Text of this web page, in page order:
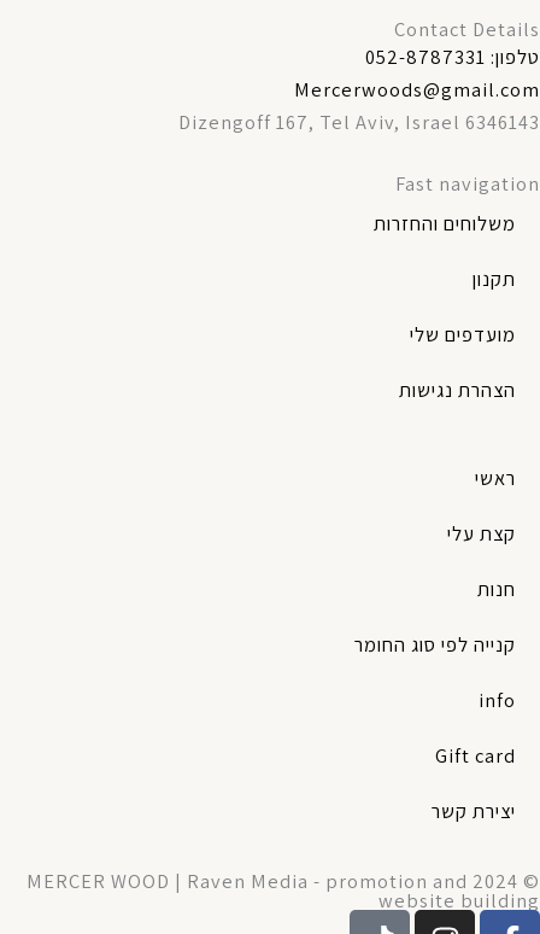
Contact Details
טלפון: 052-8787331
Mercerwoods@gmail.com
Dizengoff 167, Tel Aviv, Israel 6346143
Fast navigation
משלוחים והחזרות
תקנון
מועדפים שלי
הצהרת נגישות
ראשי
קצת עלי
חנות
קנייה לפי סוג החומר
info
Gift card
יצירת קשר
© 2024 MERCER WOOD | Raven Media - promotion and
website building
F
I
T